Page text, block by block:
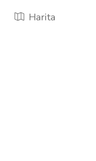
Harita